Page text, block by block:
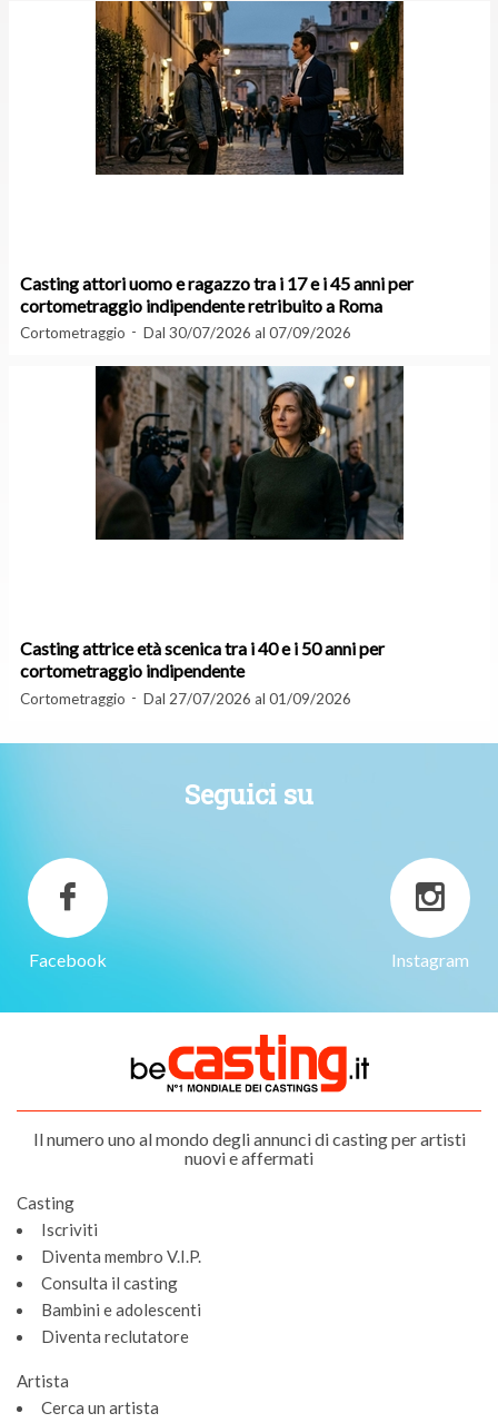
Casting attori uomo e ragazzo tra i 17 e i 45 anni per
cortometraggio indipendente retribuito a Roma
Cortometraggio Dal 30/07/2026 al 07/09/2026
Casting attrice età scenica tra i 40 e i 50 anni per
cortometraggio indipendente
Cortometraggio Dal 27/07/2026 al 01/09/2026
Seguici su
Facebook Instagram
Il numero uno al mondo degli annunci di casting per artisti
nuovi e affermati
Casting
Iscriviti
Diventa membro V.I.P.
Consulta il casting
Bambini e adolescenti
Diventa reclutatore
Artista
Cerca un artista